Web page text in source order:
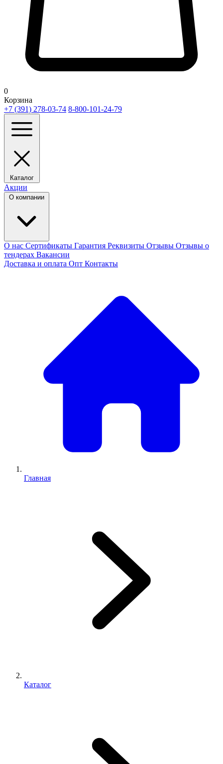
0
Корзина
+7 (391) 278-03-74 8-800-101-24-79
Каталог
Акции
О компании
О нас Сертификаты Гарантия Реквизиты Отзывы Отзывы о
тендерах Вакансии
Доставка и оплата Опт Контакты
Главная
Каталог